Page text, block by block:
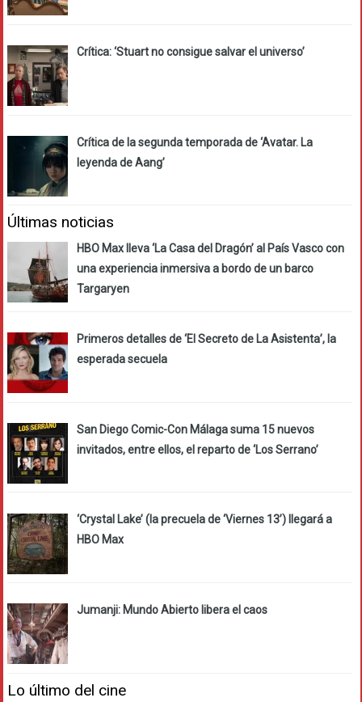
Crítica: ‘Stuart no consigue salvar el universo’
Crítica de la segunda temporada de ‘Avatar. La
leyenda de Aang’
Últimas noticias
HBO Max lleva ‘La Casa del Dragón’ al País Vasco con
una experiencia inmersiva a bordo de un barco
Targaryen
Primeros detalles de ‘El Secreto de La Asistenta’, la
esperada secuela
San Diego Comic-Con Málaga suma 15 nuevos
invitados, entre ellos, el reparto de ‘Los Serrano’
‘Crystal Lake’ (la precuela de ‘Viernes 13’) llegará a
HBO Max
Jumanji: Mundo Abierto libera el caos
Lo último del cine